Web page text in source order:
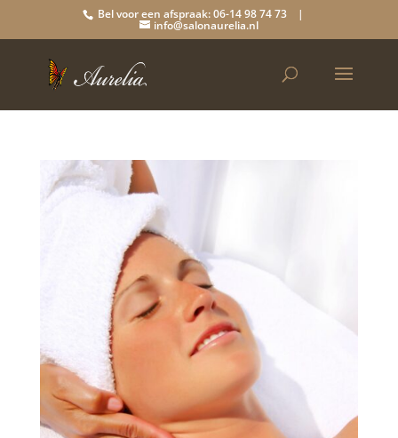
Bel voor een afspraak: 06-14 98 74 73 |
info@salonaurelia.nl